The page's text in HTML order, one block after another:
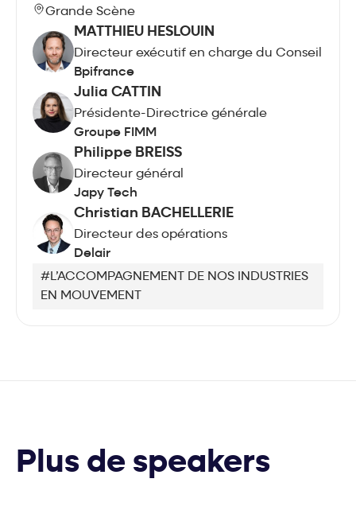
Grande Scène
MATTHIEU HESLOUIN
Directeur exécutif en charge du Conseil
Bpifrance
Julia CATTIN
Présidente-Directrice générale
Groupe FIMM
Philippe BREISS
Directeur général
Japy Tech
Christian BACHELLERIE
Directeur des opérations
Delair
#L’ACCOMPAGNEMENT DE NOS INDUSTRIES
EN MOUVEMENT
Plus de speakers